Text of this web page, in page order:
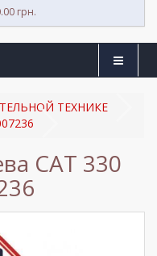
грн.
ТЕХНИКЕ
CAT 330